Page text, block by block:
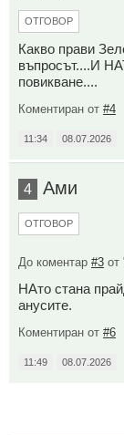
ОТГОВОР
Какво прави
въпросът....И
повикване....
Коментиран от #4
11:34 08.07.2026
4 Ами
ОТГОВОР
До коментар #3 от
НАто стана
анусите.
Коментиран от #6
11:49 08.07.2026